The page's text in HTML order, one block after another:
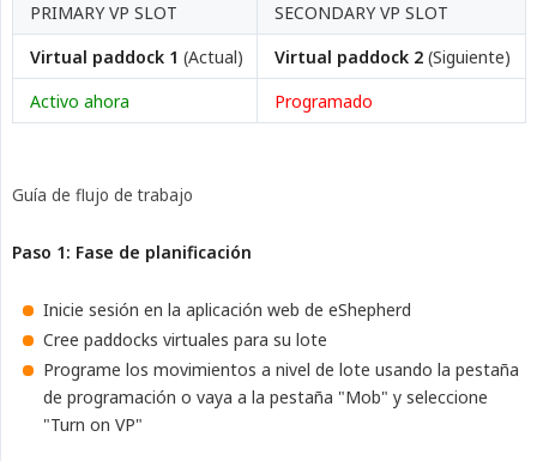
PRIMARY VP SLOT
SECONDARY VP SLOT
Virtual paddock 1 (Actual) Virtual paddock 2 (Siguiente)
Activo ahora
Programado
Guía de flujo de trabajo
Paso 1: Fase de planificación
Inicie sesión en la aplicación web de eShepherd
Cree paddocks virtuales para su lote
Programe los movimientos a nivel de lote usando la pestaña
de programación o vaya a la pestaña "Mob" y seleccione
"Turn on VP"